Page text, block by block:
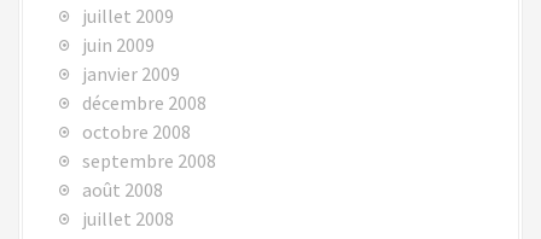
juillet 2009
juin 2009
janvier 2009
décembre 2008
octobre 2008
septembre 2008
août 2008
juillet 2008